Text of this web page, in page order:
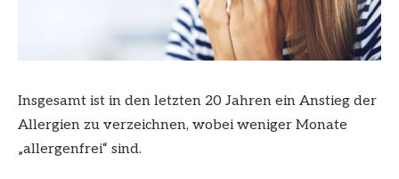
Insgesamt ist in den letzten 20 Jahren ein Anstieg der
Allergien zu verzeichnen, wobei weniger Monate
„allergenfrei“ sind.